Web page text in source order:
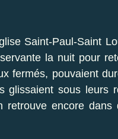
Saint-Paul-Saint
la nuit pour
fermés, pouvaient
glissaient sous
retrouve encore